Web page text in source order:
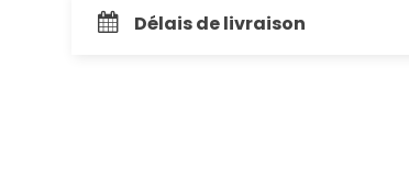
Délais de livraison